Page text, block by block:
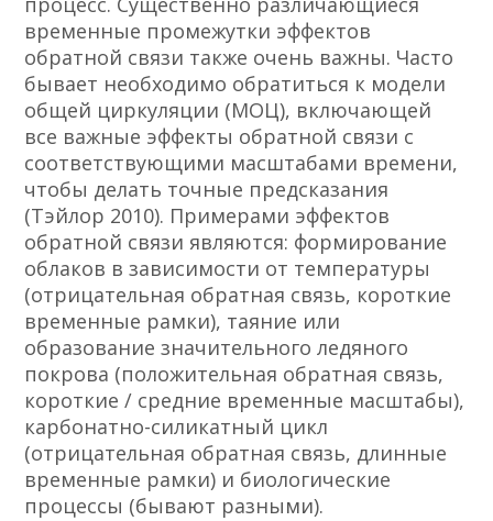
временные промежутки эффектов
обратной связи также очень важны. Часто
бывает необходимо обратиться к модели
общей циркуляции (МОЦ), включающей
все важные эффекты обратной связи с
соответствующими масштабами времени,
чтобы делать точные предсказания
(Тэйлор 2010). Примерами эффектов
обратной связи являются: формирование
облаков в зависимости от температуры
(отрицательная обратная связь, короткие
временные рамки), таяние или
образование значительного ледяного
покрова (положительная обратная связь,
короткие / средние временные масштабы),
карбонатно-силикатный цикл
(отрицательная обратная связь, длинные
временные рамки) и биологические
процессы (бывают разными).